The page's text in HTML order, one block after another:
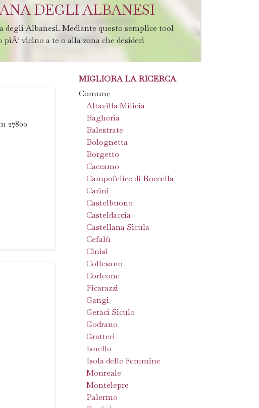
DEGLI ALBANESI
Albanesi. Mediante questo semplice tool
vicino a te o alla zona che desideri
27800
MIGLIORA LA RICERCA
Comune
Altavilla Milicia
Bagheria
Balestrate
Bolognetta
Borgetto
Caccamo
Campofelice di Roccella
Carini
Castelbuono
Casteldaccia
Castellana Sicula
Cefalù
Cinisi
Collesano
Corleone
Ficarazzi
Gangi
Geraci Siculo
Godrano
Gratteri
Isnello
Isola delle Femmine
Monreale
Montelepre
Palermo